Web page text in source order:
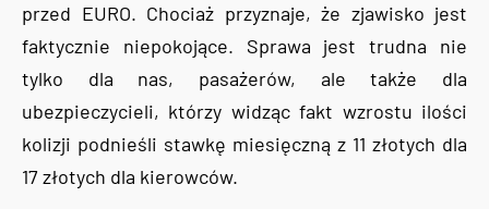
przed EURO. Chociaż przyznaje, że zjawisko jest
faktycznie niepokojące. Sprawa jest trudna nie
tylko dla nas, pasażerów, ale także dla
ubezpieczycieli, którzy widząc fakt wzrostu ilości
kolizji podnieśli stawkę miesięczną z 11 złotych dla
17 złotych dla kierowców.